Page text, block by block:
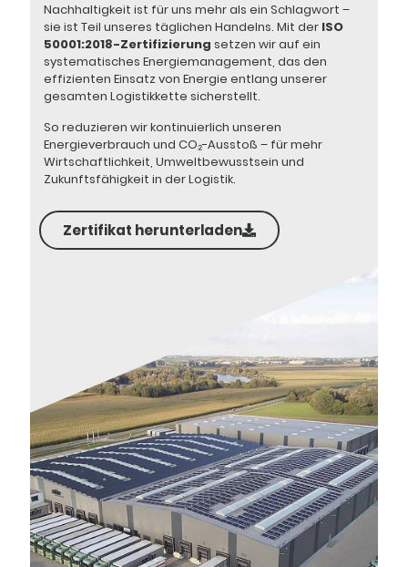
Nachhaltigkeit ist für uns mehr als ein Schlagwort –
sie ist Teil unseres täglichen Handelns. Mit der ISO
50001:2018-Zertifizierung setzen wir auf ein
systematisches Energiemanagement, das den
effizienten Einsatz von Energie entlang unserer
gesamten Logistikkette sicherstellt.
So reduzieren wir kontinuierlich unseren
Energieverbrauch und CO₂-Ausstoß – für mehr
Wirtschaftlichkeit, Umweltbewusstsein und
Zukunftsfähigkeit in der Logistik.
Zertifikat herunterladen